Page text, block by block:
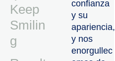
Keep
Smilin
g
confianza
y su
apariencia,
y nos
enorgullec